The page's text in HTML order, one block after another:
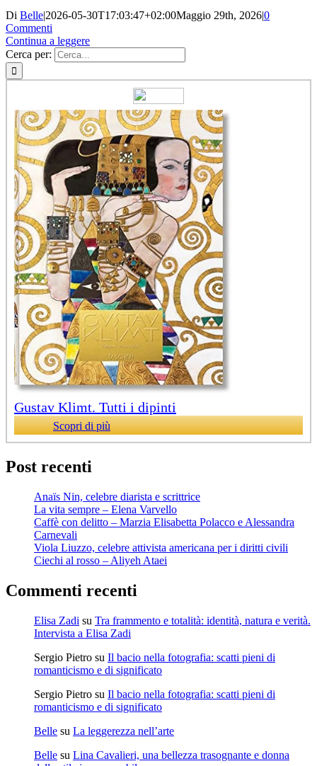
Di Belle|2026-05-30T17:03:47+02:00Maggio 29th, 2026|0
Commenti
Continua a leggere
Cerca per:
Gustav Klimt. Tutti i dipinti
Scopri di più
Post recenti
Anaïs Nin, celebre diarista e scrittrice
La vita sempre – Elena Varvello
Caffè con delitto – Marzia Elisabetta Polacco e Alessandra
Carnevali
Viola Liuzzo, celebre attivista americana per i diritti civili
Ciechi al rosso – Aliyeh Ataei
Commenti recenti
Elisa Zadi su Tra frammento e totalità: identità, natura e verità.
Intervista a Elisa Zadi
Sergio Pietro su Il bacio nella fotografia: scatti pieni di
romanticismo e di significato
Sergio Pietro su Il bacio nella fotografia: scatti pieni di
romanticismo e di significato
Belle su La leggerezza nell’arte
Belle su Lina Cavalieri, una bellezza trasognante e donna